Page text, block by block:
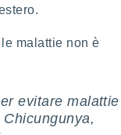
malattie non è
evitare malattie